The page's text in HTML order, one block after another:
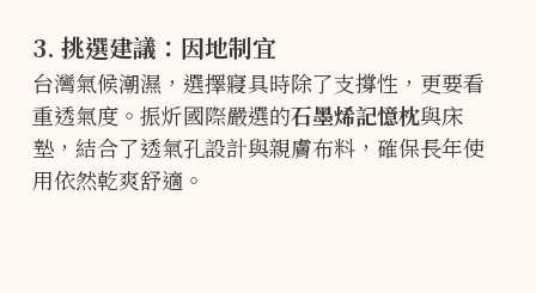
3. 挑選建議：因地制宜
台灣氣候潮濕，選擇寢具時除了支撐性，更要看
重透氣度。振炘國際嚴選的石墨烯記憶枕與床
墊，結合了透氣孔設計與親膚布料，確保長年使
用依然乾爽舒適。